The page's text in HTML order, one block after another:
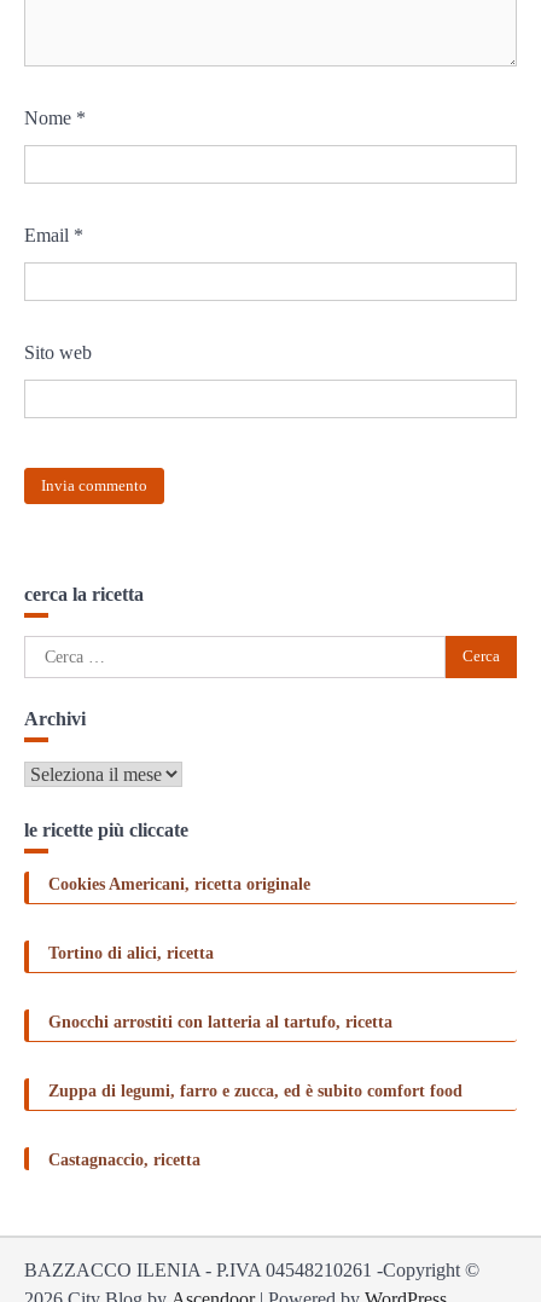
Nome *
Email *
Sito web
cerca la ricetta
Ricerca
per:
Archivi
Archivi
le ricette più cliccate
Cookies Americani, ricetta originale
Tortino di alici, ricetta
Gnocchi arrostiti con latteria al tartufo, ricetta
Zuppa di legumi, farro e zucca, ed è subito comfort food
Castagnaccio, ricetta
BAZZACCO ILENIA - P.IVA 04548210261 -Copyright ©